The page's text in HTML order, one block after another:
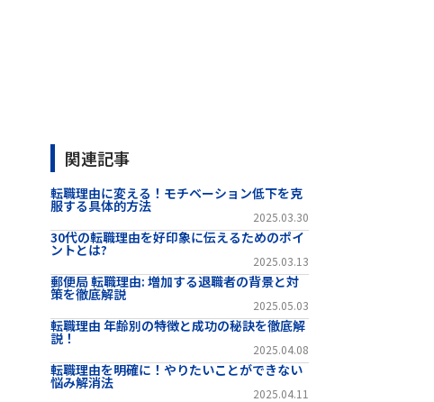
関連記事
転職理由に変える！モチベーション低下を克
服する具体的方法
2025.03.30
30代の転職理由を好印象に伝えるためのポイ
ントとは?
2025.03.13
郵便局 転職理由: 増加する退職者の背景と対
策を徹底解説
2025.05.03
転職理由 年齢別の特徴と成功の秘訣を徹底解
説！
2025.04.08
転職理由を明確に！やりたいことができない
悩み解消法
2025.04.11